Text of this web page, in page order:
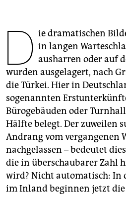
genossenschaft
epaper login
D ie dramatischen
in langen
ausharren oder auf
wurden ausgelagert, nach
die Türkei. Hier in
sogenannten
Bürogebäuden oder
Hälfte belegt. Der zuweilen
Andrang vom vergangenen
nachgelassen – bedeutet
die in überschaubarer Zahl
wird? Nicht automatisch:
im Inland beginnen jetzt die